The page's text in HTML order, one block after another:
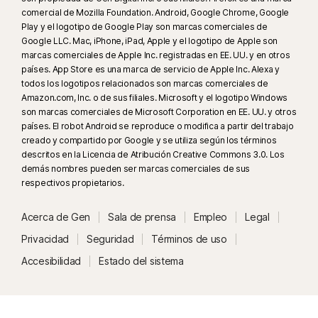
incitación al odio. La supervisión de redes sociales solo está disponible
en Facebook, Instagram, LinkedIn, Twitter y YouTube. En Facebook,
Instagram y LinkedIn solo está disponible la función de toma de cuentas.
La Protección contra deepfakes automática funciona solo para videos
en inglés en plataformas de redes sociales o de video compatibles; para
otras plataformas, usa el análisis manual. Requiere Windows 11 o
posterior y un navegador compatible. La detección automática además
requiere una PC con IA (CPU Qualcomm o Intel de mínimo 8 núcleos,
16 GB de RAM) o una PC sin IA (CPU de mínimo 6 núcleos de cualquier
marca, 16 GB de RAM). Para las PC sin IA con CPU de mínimo 4 núcleos y
detalles, visita Norton.com/deepfakesupport.
La Protección contra deepfakes en el Asistente de IA Norton Genie está
disponible actualmente en acceso anticipado y solo funciona con videos
comercial de Mozilla Foundation. Android, Google Chrome, Google
Play y el logotipo de Google Play son marcas comerciales de
Google LLC. Mac, iPhone, iPad, Apple y el logotipo de Apple son
marcas comerciales de Apple Inc. registradas en EE. UU. y en otros
países. App Store es una marca de servicio de Apple Inc. Alexa y
todos los logotipos relacionados son marcas comerciales de
Amazon.com, Inc. o de sus filiales. Microsoft y el logotipo Windows
son marcas comerciales de Microsoft Corporation en EE. UU. y otros
países. El robot Android se reproduce o modifica a partir del trabajo
creado y compartido por Google y se utiliza según los términos
descritos en la Licencia de Atribución Creative Commons 3.0. Los
demás nombres pueden ser marcas comerciales de sus
respectivos propietarios.
Acerca de Gen Sala de prensa Empleo
Legal
Privacidad
Seguridad
Términos de uso
Accesibilidad
Estado del sistema